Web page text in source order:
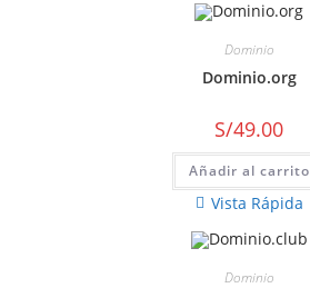
Dominio
Dominio.org
S/49.00
Añadir al carrito
Vista Rápida
Dominio